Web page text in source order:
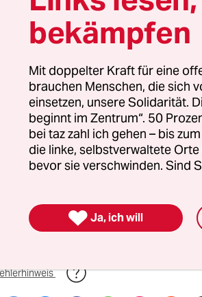
Die taz kooperiert deshalb
Kampagne unterstützt
baut einen solidarischen
offene Gesellschaft
– und
Sie mit und
bekämpfen
Mit doppelter Kraft für eine
brauchen Menschen, die sich
einsetzen, unsere Solidarität.
beginnt im Zentrum“. 50
bei taz zahl ich gehen – bis
die linke, selbstverwaltete
bevor sie verschwinden. Sind
 Ja, ich will